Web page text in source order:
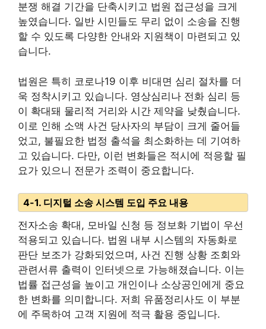
분쟁 해결 기간을 단축시키고 법원 접근성을 크게
높였습니다. 일반 시민들도 무리 없이 소송을 진행
할 수 있도록 다양한 안내와 지원책이 마련되고 있
습니다.
법원은 특히 코로나19 이후 비대면 심리 절차를 더
욱 정착시키고 있습니다. 영상심리나 전화 심리 등
이 확대돼 물리적 거리와 시간 제약을 낮췄습니다.
이로 인해 소액 사건 당사자의 부담이 크게 줄어들
었고, 불필요한 법정 출석을 최소화하는 데 기여하
고 있습니다. 다만, 이런 변화들은 적시에 적응할 필
요가 있으니 전문가 조력이 중요합니다.
4-1. 디지털 소송 시스템 도입 주요 내용
전자소송 확대, 모바일 신청 등 정보화 기법이 우선
적용되고 있습니다. 법원 내부 시스템의 자동화로
판단 보조가 강화되었으며, 사건 진행 상황 조회와
관련서류 출력이 인터넷으로 가능해졌습니다. 이는
법률 접근성을 높이고 개인이나 소상공인에게 중요
한 변화를 의미합니다. 저희 유품정리사도 이 부분
에 주목하여 고객 지원에 적극 활용 중입니다.